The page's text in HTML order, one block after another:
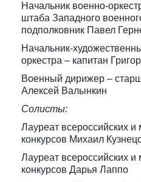
Начальник военно-
штаба Западного
подполковник Павел
Начальник-
оркестра – капитан
Военный дирижер –
Алексей Валынкин
Солисты:
Лауреат всероссийских
конкурсов Михаил
Лауреат всероссийских
конкурсов Дарья Лаппо